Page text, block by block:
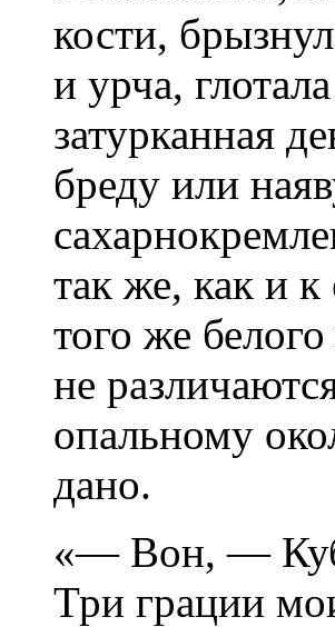
кости,
и урча,
затурканная
бреду или
так же, как и
того же
не
опальному
дано.
«— Вон, —
Три грации